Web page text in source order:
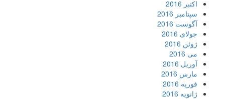
اکتبر 2016
سپتامبر 2016
آگوست 2016
جولای 2016
ژوئن 2016
می 2016
آوریل 2016
مارس 2016
فوریه 2016
ژانویه 2016